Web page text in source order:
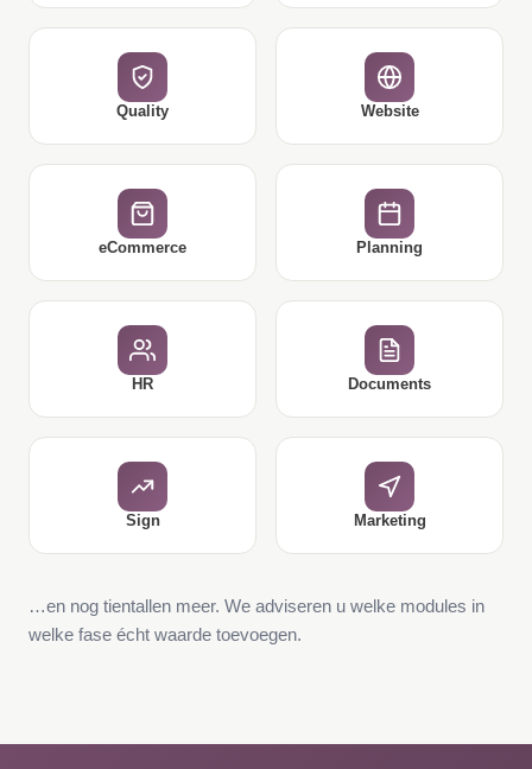
Quality Website
eCommerce Planning
HR Documents
Sign Marketing
…en nog tientallen meer. We adviseren u welke modules in
welke fase écht waarde toevoegen.